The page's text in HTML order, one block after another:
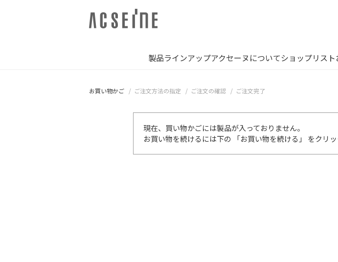
製品ラインアップアクセーヌについてショップリスト
お買い物かご ご注文方法の指定 ご注文の確認 ご注文完了
現在、買い物かごには製品が入っておりません。
お買い物を続けるには下の 「お買い物を続ける」 をクリッ